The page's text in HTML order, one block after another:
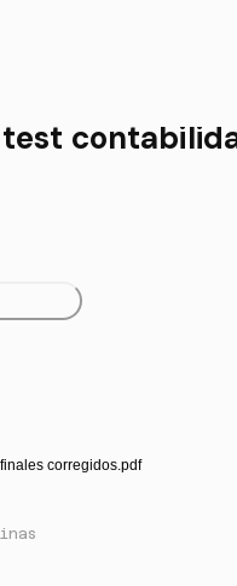
corregidos.pdf